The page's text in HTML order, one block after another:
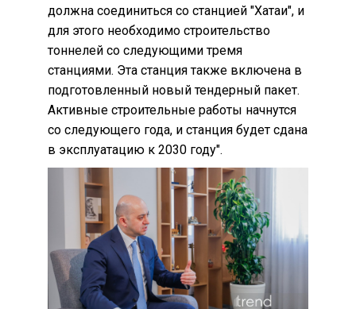
должна соединиться со станцией "Хатаи", и
для этого необходимо строительство
тоннелей со следующими тремя
станциями. Эта станция также включена в
подготовленный новый тендерный пакет.
Активные строительные работы начнутся
со следующего года, и станция будет сдана
в эксплуатацию к 2030 году".